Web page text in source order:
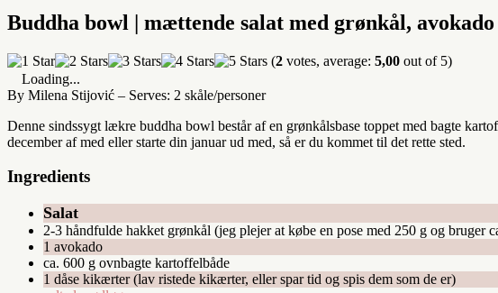
Buddha bowl | mættende salat med grønkål,
(2 votes, average: 5,00 out of 5)
Loading...
By Milena Stijović – Serves: 2 skåle/personer
Denne sindssygt lækre buddha bowl består af en grønkålsbase toppet med bagte
december af med eller starte din januar ud med, så er du kommet til det rette sted.
Ingredients
Salat
2-3 håndfulde hakket grønkål (jeg plejer at købe en pose med 250 g og bruger
1 avokado
ca. 600 g ovnbagte kartoffelbåde
1 dåse kikærter (lav ristede kikærter, eller spar tid og spis dem som de er)